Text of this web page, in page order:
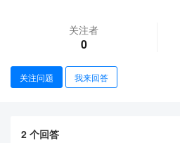
关注者
0
关注问题 我来回答
2 个回答